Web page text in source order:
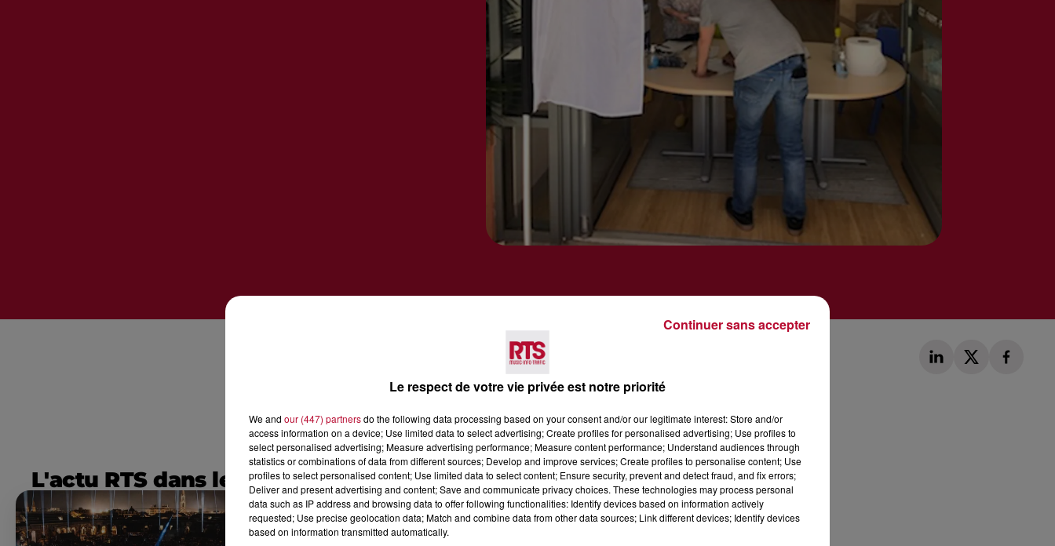
L'actu RTS dans le Sud Voir plus
Le respect de votre vie privée est notre priorité
We and our (447) partnersdo the following data processing based on your consent and/or our legitimate interest: Store and/or
access information on a device; Use limited data to select advertising; Create profiles for personalised advertising; Use profiles to
select personalised advertising; Measure advertising performance; Measure content performance; Understand audiences through
statistics or combinations of data from different sources; Develop and improve services; Create profiles to personalise content; Use
profiles to select personalised content; Use limited data to select content; Ensure security, prevent and detect fraud, and fix errors;
Deliver and present advertising and content; Save and communicate privacy choices. These technologies may process personal
data such as IP address and browsing data to offer following functionalities: Identify devices based on information actively
requested; Use precise geolocation data; Match and combine data from other data sources; Link different devices; Identify devices
based on information transmitted automatically.
Continuer sans accepter